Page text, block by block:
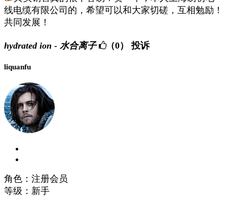
线电缆有限公司的，希望可以和大家切磋，互相勉励！
共同发展！
hydrated ion - 水合离子 （0） 投诉
liquanfu
角色：注册会员
等级：新手